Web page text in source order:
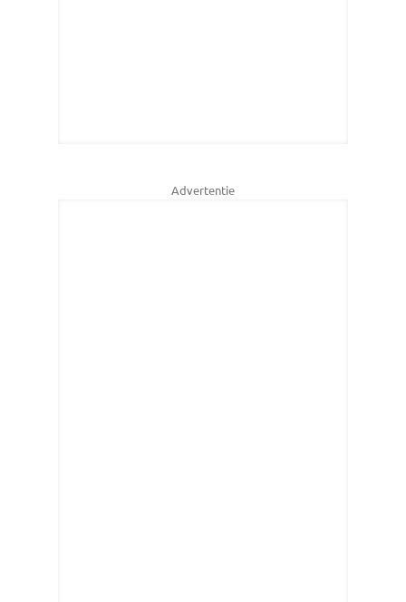
Advertentie